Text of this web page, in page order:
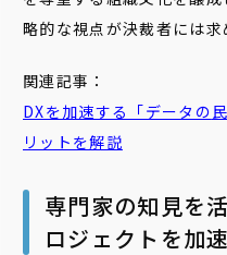
略的な視点が決裁者には求
関連記事：
DXを加速する「データの
リットを解説
専門家の知見を
ロジェクトを加